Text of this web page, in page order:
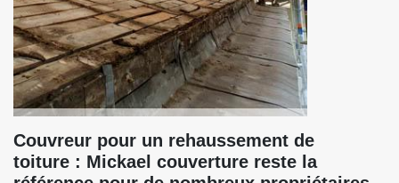
Couvreur pour un rehaussement de
toiture : Mickael couverture reste la